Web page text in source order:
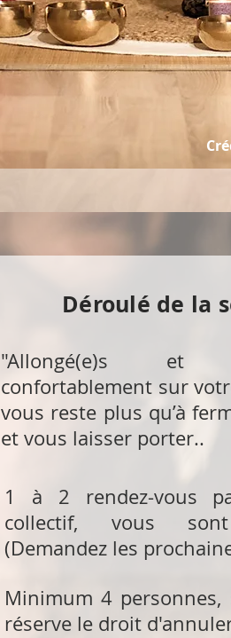
Déroulé de la
"Allongé(e)s et
confortablement sur
vous reste plus qu’à
et vous laisser porter..
1 à 2 rendez-vous
collectif, vous
(Demandez les
Minimum 4
réserve le droit